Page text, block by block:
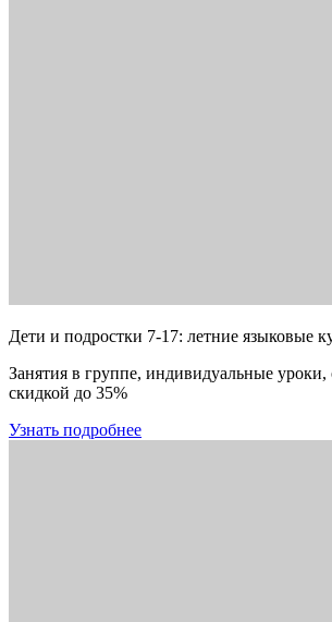
Дети и подростки 7-17: летние языковые
Занятия в группе, индивидуальные уроки,
скидкой до 35%
Узнать подробнее